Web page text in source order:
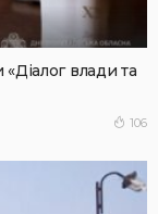
влади та
106